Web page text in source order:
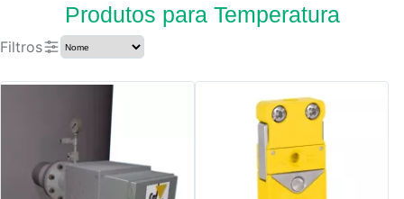
Produtos para Temperatura
Filtros